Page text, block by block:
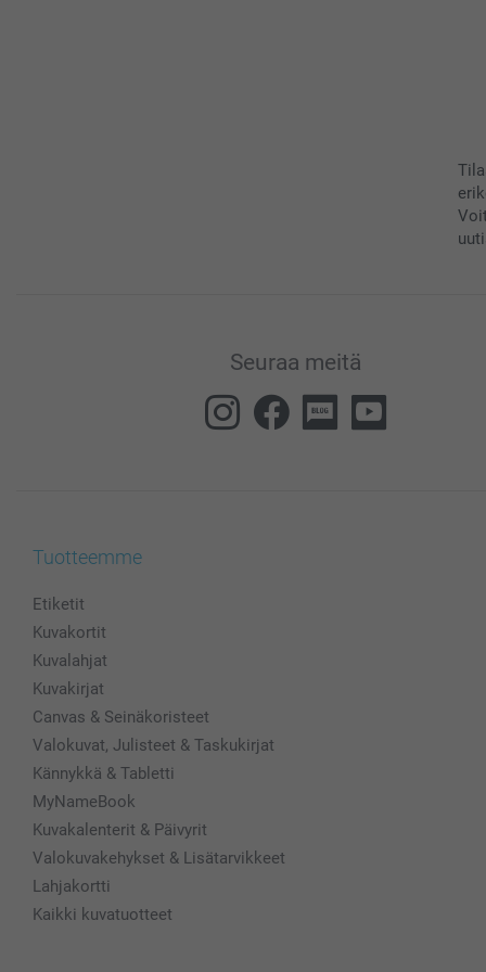
Seuraa meitä
Tuotteemme
Etiketit
Kuvakortit
Kuvalahjat
Kuvakirjat
Canvas & Seinäkoristeet
Valokuvat, Julisteet & Taskukirjat
Kännykkä & Tabletti
MyNameBook
Kuvakalenterit & Päivyrit
Valokuvakehykset & Lisätarvikkeet
Lahjakortti
Kaikki kuvatuotteet